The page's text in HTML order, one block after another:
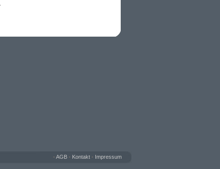
• AGB • Kontakt • Impressum